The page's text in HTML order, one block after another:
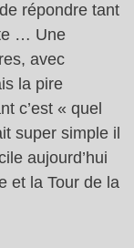
répondre tant
… Une
avec
la pire
c’est « quel
super simple il
aujourd’hui
et la Tour de la